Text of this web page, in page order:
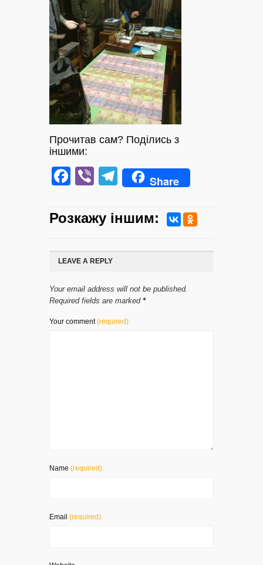
Прочитав сам? Поділись з
іншими:
Facebook
ViberTelegram
Share
Розкажу iншим:
LEAVE A REPLY
Your email address will not be published.
Required fields are marked *
Your comment(required):
Name (required):
Email (required):